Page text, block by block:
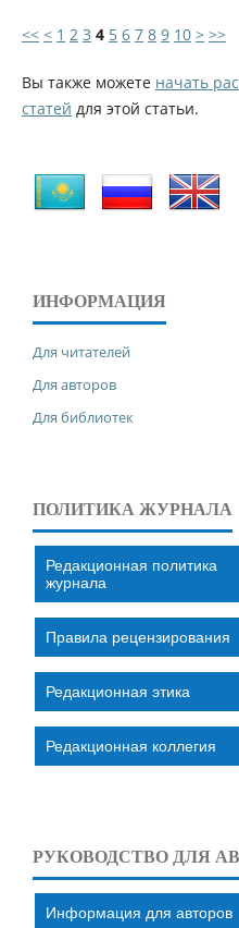
<< < 1 2 3 4 5 6 7 8 9 10 > >>
Вы также можете начать
статей для этой статьи.
ИНФОРМАЦИЯ
Для читателей
Для авторов
Для библиотек
ПОЛИТИКА ЖУРНАЛА
Редакционная политика
журнала
Правила рецензирования
Редакционная этика
Редакционная коллегия
РУКОВОДСТВО ДЛЯ
Информация для авторов